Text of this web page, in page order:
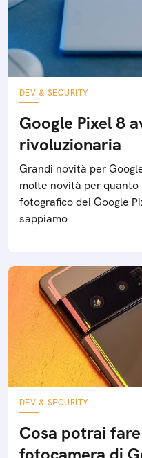
DEV & SECURITY
Google Pixel 8
rivoluzionaria
Grandi novità per
molte novità per
fotografico dei Google
sappiamo
DEV & SECURITY
Cosa potrai